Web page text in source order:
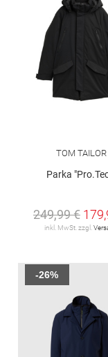
TOM TAILOR
Parka
249,99 €
inkl. MwSt. zzgl.
-26%